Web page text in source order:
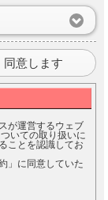
意します
が運営するウェブ
いての取り扱いに
ことを認識してお
」に同意していた